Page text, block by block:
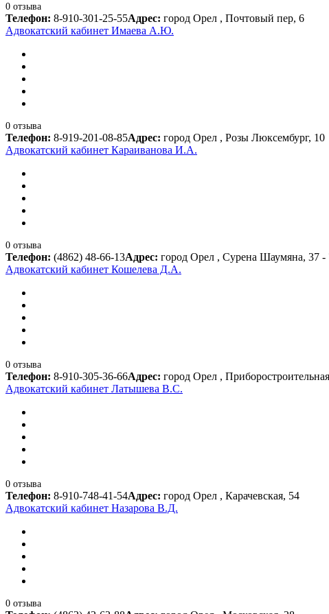
0 отзыва
Телефон: 8-910-301-25-55Адрес: город Орел , Почтовый пер, 6
Адвокатский кабинет Имаева А.Ю.
0 отзыва
Телефон: 8-919-201-08-85Адрес: город Орел , Розы Люксембург, 10
Адвокатский кабинет Караиванова И.А.
0 отзыва
Телефон: (4862) 48-66-13Адрес: город Орел , Сурена Шаумяна, 37 -
Адвокатский кабинет Кошелева Д.А.
0 отзыва
Телефон: 8-910-305-36-66Адрес: город Орел ,
Адвокатский кабинет Латышева В.С.
0 отзыва
Телефон: 8-910-748-41-54Адрес: город Орел , Карачевская, 54
Адвокатский кабинет Назарова В.Д.
0 отзыва